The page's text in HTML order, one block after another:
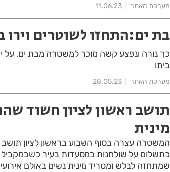
מערכת האתר 11.06.23
בת ים:התחזו לשוטרים וירו
כך נורה ונפצע קשה מוכר למשטרה מבת ים, על
ביתו
מערכת האתר 28.05.23
תושב ראשון לציון חשוד
מינית
המשטרה עצרה בסוף השבוע בראשון לציון
כתשלום על שולחנות במסעדות בעיר כשבמקביל
שמתחזה לבלש ומטריד מינית נשים באולם